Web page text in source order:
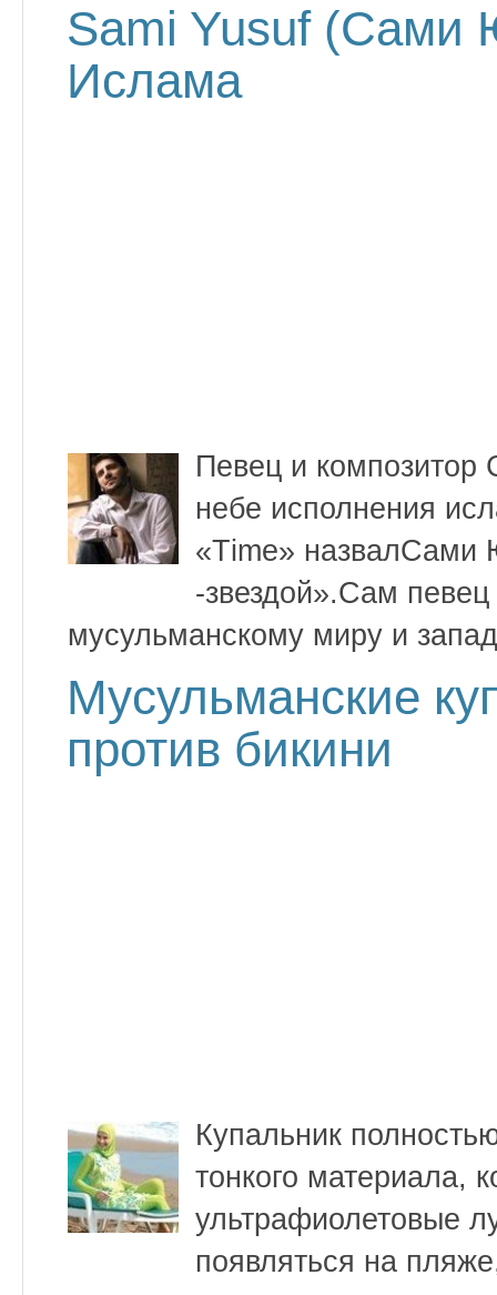
Sami Yusuf (Сами
Ислама
Певец и
небе исполнения
«Тime» назвалСами
-звездой».Сам певец
мусульманскому миру и
Мусульманские
против бикини
Купальник
тонкого материала,
ультрафиолетовые
появляться на